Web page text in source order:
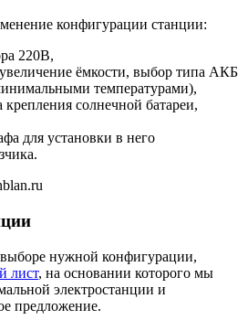
конфигурации станции:
220В,
ёмкости, выбор типа АКБ
температурами),
крепления солнечной батареи,
для установки в него
нужной конфигурации,
лист, на основании которого мы
электростанции и
предложение.